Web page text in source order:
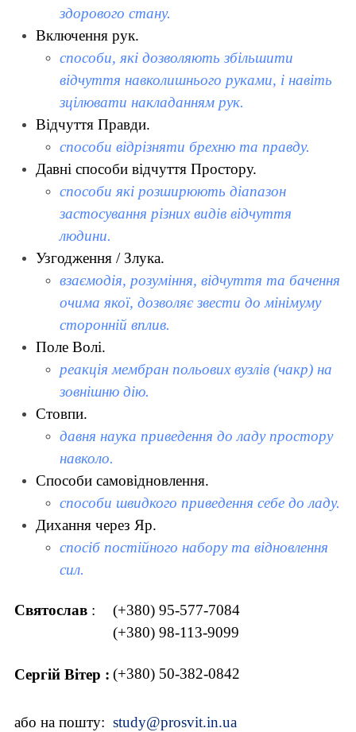
здорового стану.
Включення рук.
способи, які дозволяють збільшити
відчуття навколишнього руками, і навіть
зцілювати накладанням рук.
Відчуття Правди.
способи відрізняти брехню та правду.
Давні способи відчуття Простору.
способи які розширюють діапазон
застосування різних видів відчуття
людини.
Узгодження / Злука.
взаємодія, розуміння, відчуття та бачення
очима якої, дозволяє звести до мінімуму
сторонній вплив.
Поле Волі.
реакція мембран польових вузлів (чакр) на
зовнішню дію.
Стовпи.
давня наука приведення до ладу простору
навколо.
Способи самовідновлення.
способи швидкого приведення себе до ладу.
Дихання через Яр.
спосіб постійного набору та відновлення
сил.
Святослав :
(+380) 95-577-7084
(+380) 98-113-9099
Сергій Вітер : (+380) 50-382-0842
або на пошту: study@prosvit.in.ua